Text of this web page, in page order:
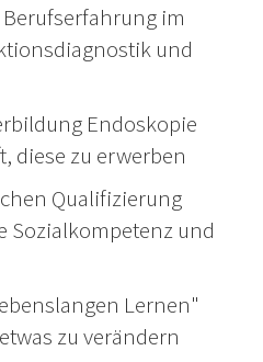
im
und
Endoskopie
diese zu erwerben
Qualifizierung
Sozialkompetenz und
Lernen"
zu verändern